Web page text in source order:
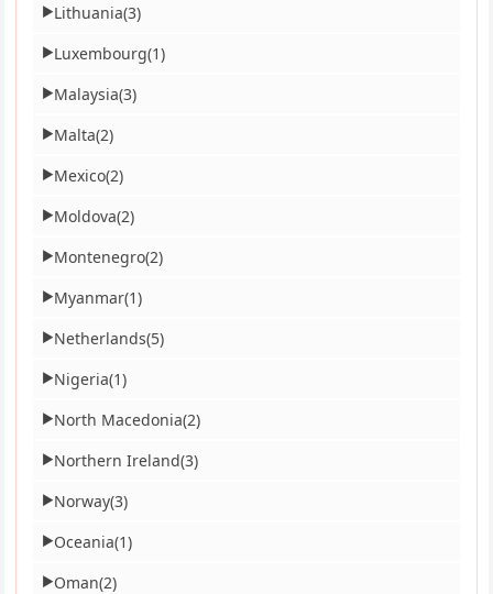
▶Lithuania(3)
▶Luxembourg(1)
▶Malaysia(3)
▶Malta(2)
▶Mexico(2)
▶Moldova(2)
▶Montenegro(2)
▶Myanmar(1)
▶Netherlands(5)
▶Nigeria(1)
▶North Macedonia(2)
▶Northern Ireland(3)
▶Norway(3)
▶Oceania(1)
▶Oman(2)